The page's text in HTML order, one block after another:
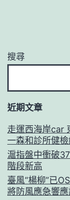
搜尋
近期文章
走運西海岸car
一森和診所健檢
滬指盤中衝破
階段新高
臺風“楊柳”已
將防風應急響